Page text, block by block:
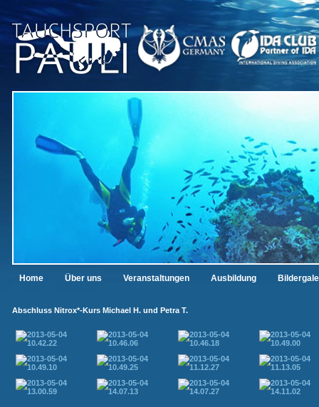
Home Über uns Veranstaltungen Ausbildung
Abschluss Nitrox*-Kurs Michael H. und Petra T.